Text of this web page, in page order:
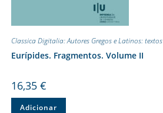
Classica Digitalia: Autores Gregos e Latinos: textos
Eurípides. Fragmentos. Volume II
16,35 €
Adicionar